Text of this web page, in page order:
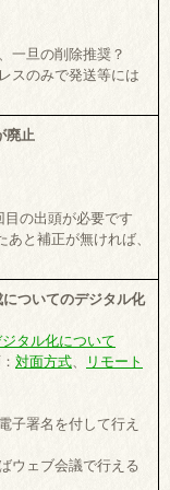
一旦の削除推奨？
スのみで発送等には
廃止
目の出頭が必要です
あと補正が無ければ、
ついてのデジタル化
タル化について
対面方式、
リモート
子署名を付して行え
ウェブ会議で行える